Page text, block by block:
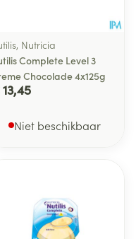
Nutricia
Complete Level 3
Chocolade 4x125g
Niet beschikbaar